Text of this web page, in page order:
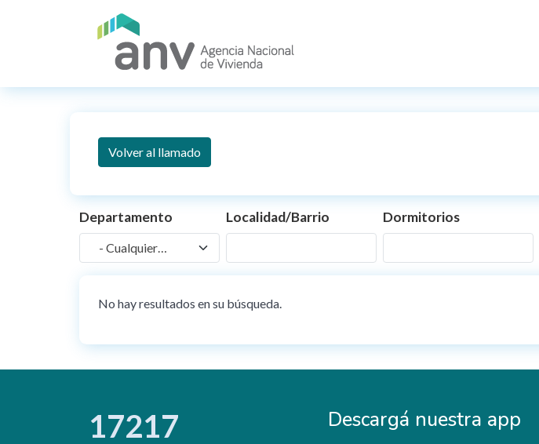
Volver al llamado
Departamento
- Cualquiera -
Localidad/Barrio Dormitorios
No hay resultados en su búsqueda.
17217 Descargá nuestra app